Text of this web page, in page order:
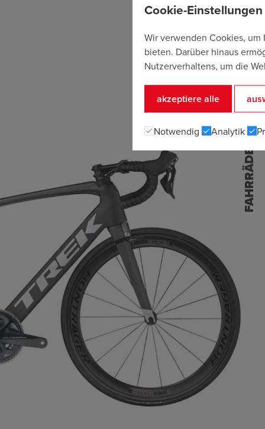
FAHRRÄDER RENN
Cookie-Einstellungen
Wir verwenden Cookies,
bieten. Darüber hinaus
Nutzerverhaltens, um die
akzeptiere alle
Notwendig Analytik